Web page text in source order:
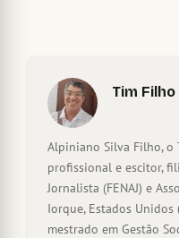
Tim Filho
Alpiniano Silva Filho, o
profissional e escitor,
Jornalista (FENAJ) e
Iorque, Estados
mestrado em Gestão